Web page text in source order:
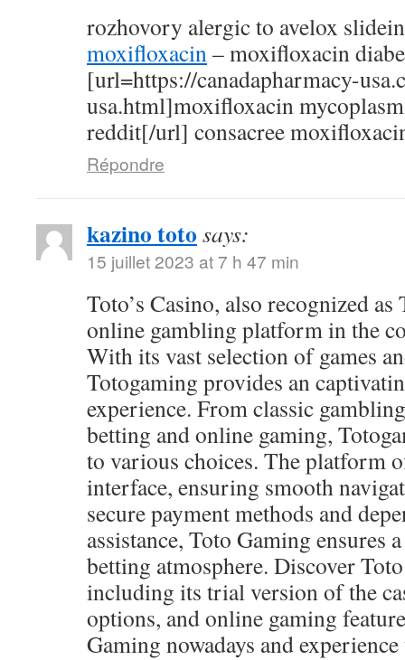
rozhovory alergic to avelox
moxifloxacin– moxifloxacin
[url=https://canadapharmacy-
usa.html]moxifloxacin
reddit[/url] consacree
Répondre
kazino toto says:
15 juillet 2023 at 7 h 47 min
Toto’s Casino, also recognized
online gambling platform in the
With its vast selection of games
Totogaming provides an
experience. From classic
betting and online gaming,
to various choices. The platform
interface, ensuring smooth
secure payment methods and
assistance, Toto Gaming ensures
betting atmosphere. Discover
including its trial version of the
options, and online gaming
Gaming nowadays and